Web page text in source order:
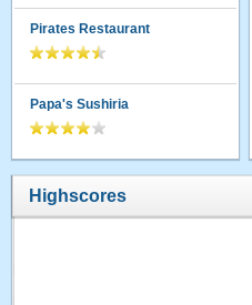
Pirates Restaurant
Papa's Sushiria
Highscores